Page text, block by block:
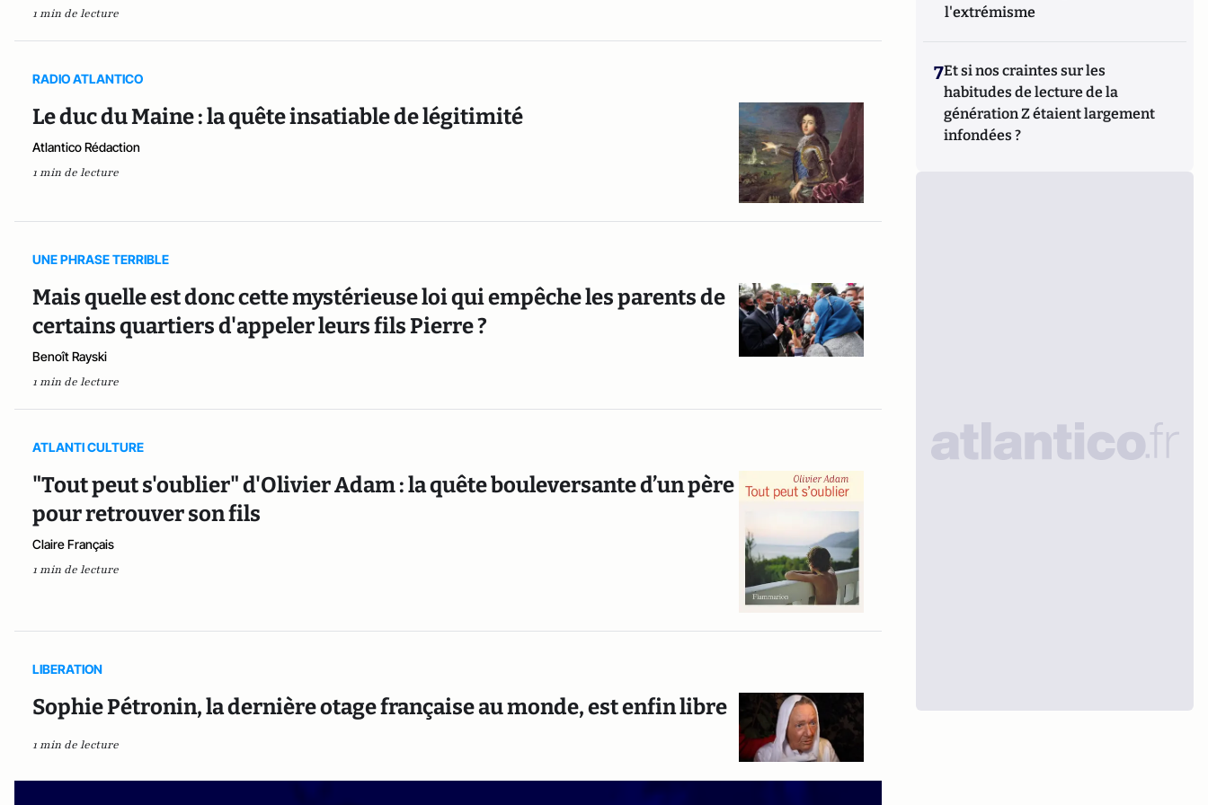
1 min de lecture
RADIO ATLANTICO
Le duc du Maine : la quête insatiable de légitimité
Atlantico Rédaction
1 min de lecture
UNE PHRASE TERRIBLE
Mais quelle est donc cette mystérieuse loi qui empêche les parents de
certains quartiers d'appeler leurs fils Pierre ?
Benoît Rayski
1 min de lecture
ATLANTI CULTURE
"Tout peut s'oublier" d'Olivier Adam : la quête bouleversante d’un père
pour retrouver son fils
Claire Français
1 min de lecture
LIBERATION
Sophie Pétronin, la dernière otage française au monde, est enfin libre
1 min de lecture
l'extrémisme
7Et si nos craintes sur les
habitudes de lecture de la
génération Z étaient largement
infondées ?